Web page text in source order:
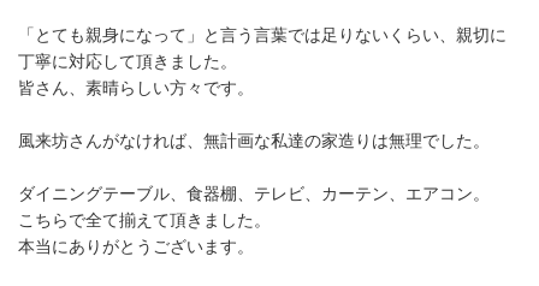
「とても親身になって」と言う言葉では足りないくらい、親切に
丁寧に対応して頂きました。
皆さん、素晴らしい方々です。
風来坊さんがなければ、無計画な私達の家造りは無理でした。
ダイニングテーブル、食器棚、テレビ、カーテン、エアコン。
こちらで全て揃えて頂きました。
本当にありがとうございます。